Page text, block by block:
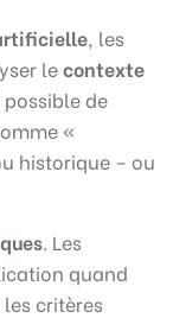
, les
lecontexte
possible de
«
historique – ou
. Les
quand
critères